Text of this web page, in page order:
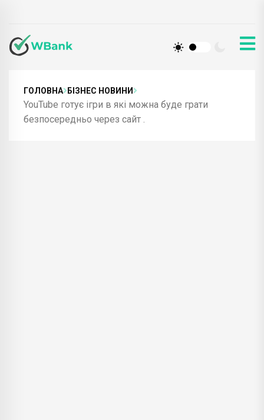
ГОЛОВНА БІЗНЕС НОВИНИ
YouTube готує ігри в які можна буде грати
безпосередньо через сайт .